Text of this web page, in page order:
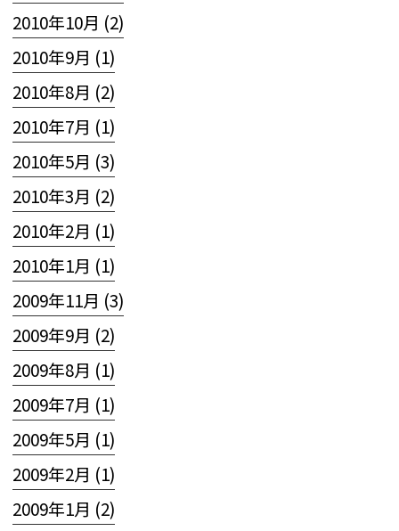
2010年10月 (2)
2010年9月 (1)
2010年8月 (2)
2010年7月 (1)
2010年5月 (3)
2010年3月 (2)
2010年2月 (1)
2010年1月 (1)
2009年11月 (3)
2009年9月 (2)
2009年8月 (1)
2009年7月 (1)
2009年5月 (1)
2009年2月 (1)
2009年1月 (2)